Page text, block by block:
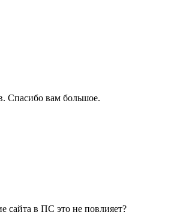
Спасибо вам большое.
сайта в ПС это не повлияет?